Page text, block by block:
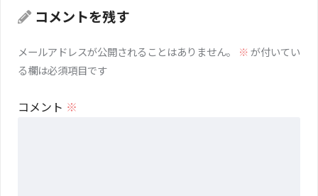
コメントを残す
メールアドレスが公開されることはありません。 ※が付いてい
る欄は必須項目です
コメント ※